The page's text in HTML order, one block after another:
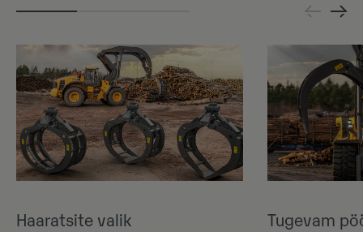
Haaratsite valik Tugevam